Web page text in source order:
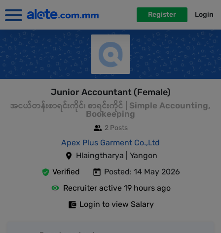
Register Login
Junior Accountant (Female)
အငယ်တန်းစာရင်းကိုင်၊ စာရင်းကိုင် | Simple Accounting,
Bookeeping
2 Posts
Apex Plus Garment Co.,Ltd
Hlaingtharya | Yangon
Verified
Posted: 14 May 2026
Recruiter active 19 hours ago
Login to view Salary